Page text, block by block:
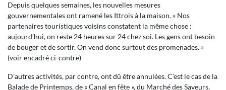
Depuis quelques semaines, les nouvelles mesures
gouvernementales ont ramené les Ittrois à la maison. « Nos
partenaires touristiques voisins constatent la même chose :
aujourd’hui, on reste 24 heures sur 24 chez soi. Les gens ont besoin
de bouger et de sortir. On vend donc surtout des promenades. »
(voir encadré ci-contre)
D’autres activités, par contre, ont dû être annulées. C’est le cas de la
Balade de Printemps, de « Canal en fête », du Marché des Saveurs,